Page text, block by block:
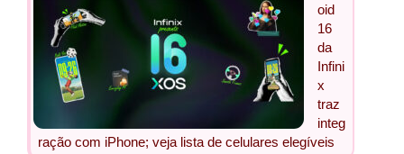
oid
16
da
Infini
x
traz
integ
ração com iPhone; veja lista de celulares elegíveis